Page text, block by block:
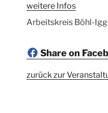
weitere Infos
Arbeitskreis Böhl-
Share on
zurück zur